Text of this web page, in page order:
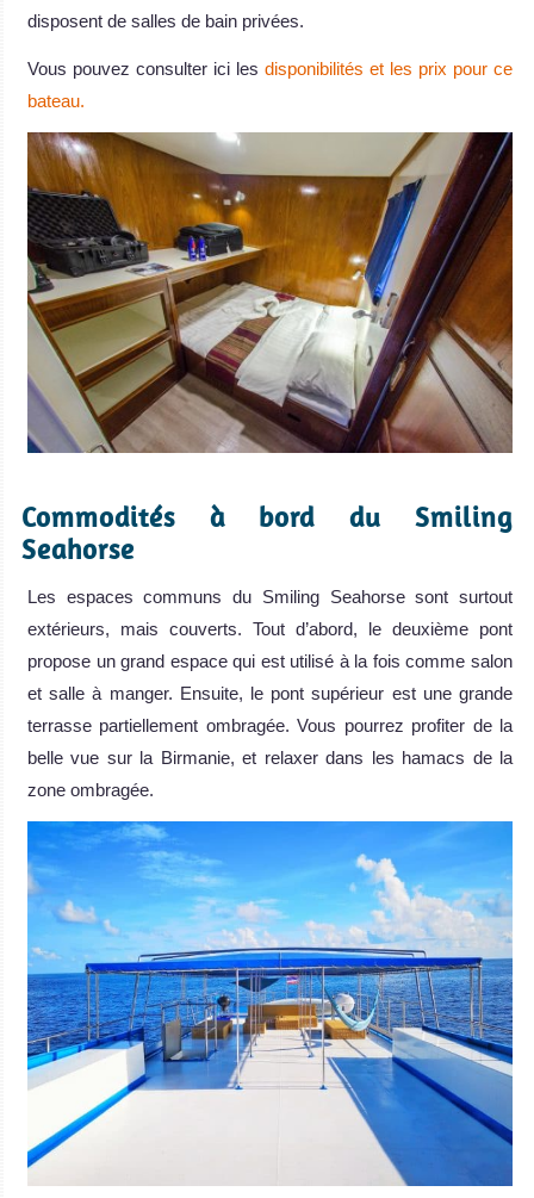
disposent de salles de bain privées.
Vous pouvez consulter ici les disponibilités et les prix pour ce
bateau.
Commodités à bord du Smiling
Seahorse
Les espaces communs du Smiling Seahorse sont surtout
extérieurs, mais couverts. Tout d’abord, le deuxième pont
propose un grand espace qui est utilisé à la fois comme salon
et salle à manger. Ensuite, le pont supérieur est une grande
terrasse partiellement ombragée. Vous pourrez profiter de la
belle vue sur la Birmanie, et relaxer dans les hamacs de la
zone ombragée.